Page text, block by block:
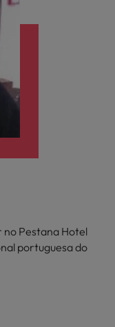
no Pestana Hotel
portuguesa do